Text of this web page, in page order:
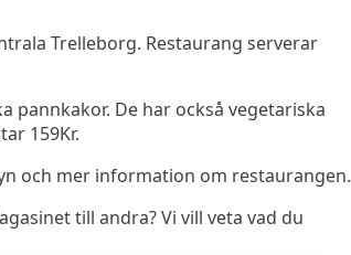
Trelleborg. Restaurang serverar
pannkakor. De har också vegetariska
159Kr.
och mer information om restaurangen.
till andra? Vi vill veta vad du